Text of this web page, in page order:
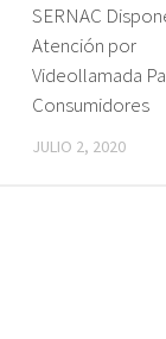
SERNAC
Atención por
Videollamada
Consumidores
JULIO 2, 2020